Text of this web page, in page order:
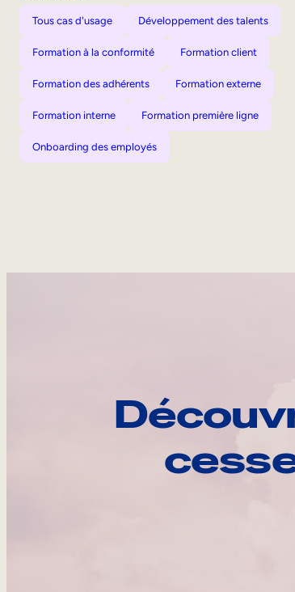
Tous cas d'usage Développement des talents
Formation à la conformité Formation client
Formation des adhérents Formation externe
Formation interne Formation première ligne
Onboarding des employés